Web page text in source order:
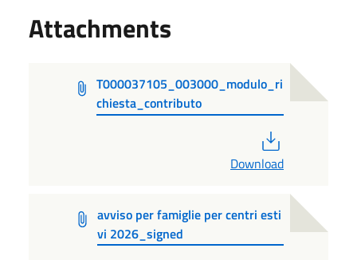
Attachments
T000037105_003000_modulo_ri
chiesta_contributo
Download
avviso per famiglie per centri esti
vi 2026_signed